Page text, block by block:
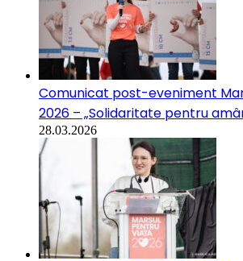
Comunicat post-eveniment
2026 – „Solidaritate pentru
28.03.2026